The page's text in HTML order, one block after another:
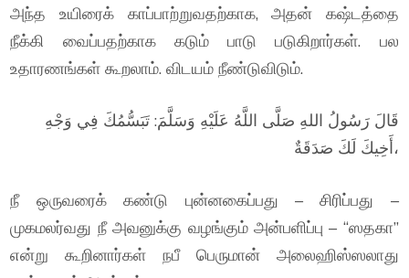
அந்த உயிரைக் காப்பாற்றுவதற்காக, அதன் கஷ்டத்தை
நீக்கி வைப்பதற்காக கடும் பாடு படுகிறார்கள். பல
உதாரணங்கள் கூறலாம். விடயம் நீண்டுவிடும்.
قَالَ رَسُولُ اللهِ صَلَّى اللَّهُ عَلَيْهِ وَسَلَّمَ: تَبَسُّمُكَ فِي وَجْهِ
أَخِيكَ لَكَ صَدَقَةٌ،
நீ ஒருவரைக் கண்டு புன்னகைப்பது – சிரிப்பது –
முகமலர்வது நீ அவனுக்கு வழங்கும் அன்பளிப்பு – “ஸதகா”
என்று கூறினார்கள் நபீ பெருமான் அலைஹிஸ்ஸலாது